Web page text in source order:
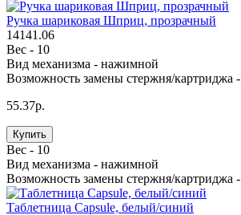
Ручка шариковая Шприц, прозрачный
14141.06
Вес - 10
Вид механизма - нажимной
Возможность замены стержня/картриджа -
55.37р.
Купить
Вес - 10
Вид механизма - нажимной
Возможность замены стержня/картриджа -
Таблетница Capsule, белый/синий